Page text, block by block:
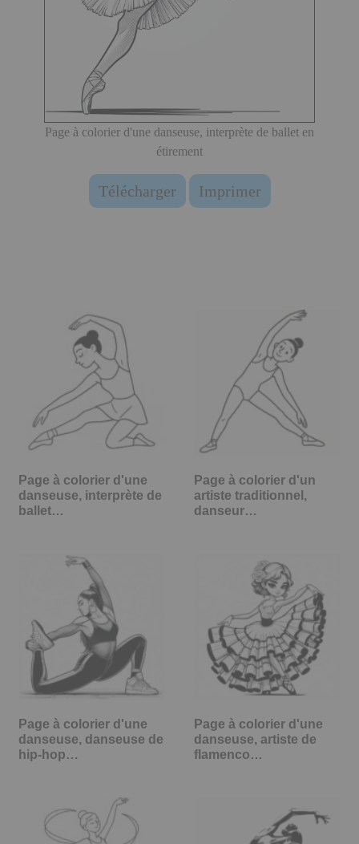
Page à colorier d'une danseuse, interprète de ballet en
étirement
Télécharger Imprimer
Page à colorier d'une
danseuse, interprète de
ballet…
Page à colorier d'un
artiste traditionnel,
danseur…
Page à colorier d'une
danseuse, danseuse de
hip-hop…
Page à colorier d'une
danseuse, artiste de
flamenco…